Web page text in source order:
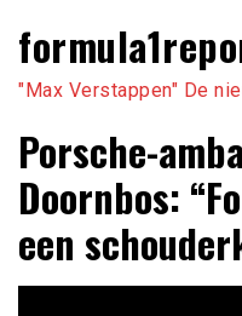
"Max Verstappen" De
Porsche-
Doornbos:
een